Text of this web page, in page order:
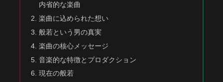
内省的な楽曲
楽曲に込められた想い
般若という男の真実
楽曲の核心メッセージ
音楽的な特徴とプロダクション
現在の般若